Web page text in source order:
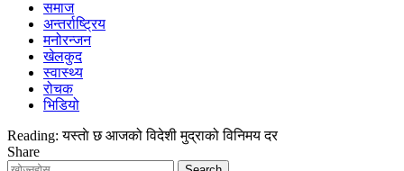
समाज
अन्तर्राष्ट्रिय
मनोरन्जन
खेलकुद
स्वास्थ्य
रोचक
भिडियो
Reading: यस्ताे छ आजको विदेशी मुद्राको विनिमय दर
Share